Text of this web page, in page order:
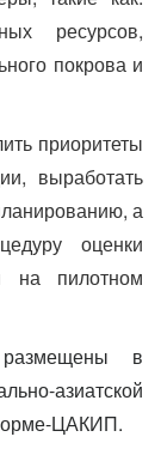
ресурсов,
покрова и
приоритеты
выработать
а
оценки
на пилотном
в
азиатской
ЦАКИП.